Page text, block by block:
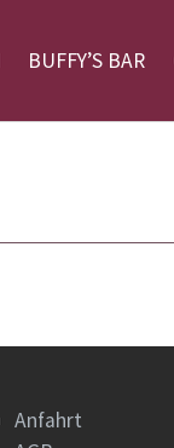
BUFFY’S BAR
Anfahrt